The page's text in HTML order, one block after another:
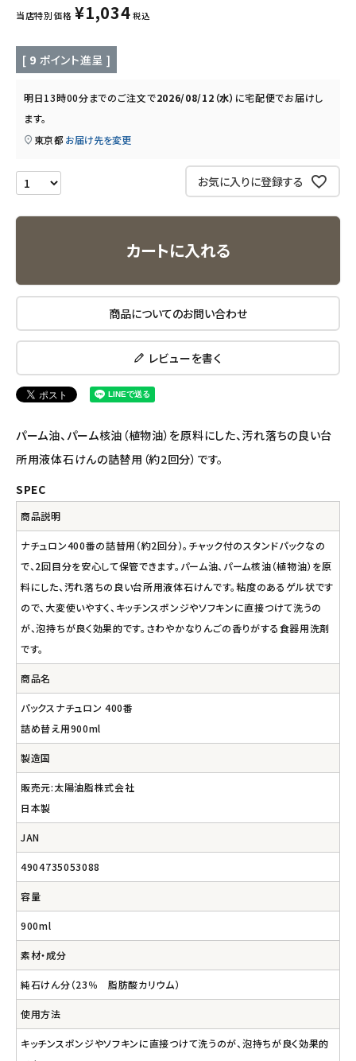
キッチン用品
フード・ドリンク
ブランド
定期購入
オリジナルブランド
アルマウィン
アルモニベルツ
コラム・スタッフのおすすめ
ご利用ガイド等
アカウント情報
ようこそ ゲスト 様
meeting_room ログイン person 会員登録
当店特別価格 ¥1,034 税込
[ 9 ポイント進呈 ]
明日13時00分までのご注文で2026/08/12（水） に宅配便でお届けし
ます。
東京都 お届け先を変更
お気に入りに登録する
カートに入れる
商品についてのお問い合わせ
レビューを書く
パーム油、パーム核油（植物油）を原料にした、汚れ落ちの良い台
所用液体石けんの詰替用（約2回分）です。
SPEC
商品説明
ナチュロン400番の詰替用（約2回分）。チャック付のスタンドパックなの
で、2回目分を安心して保管できます。パーム油、パーム核油（植物油）を原
料にした、汚れ落ちの良い台所用液体石けんです。粘度のあるゲル状です
ので、大変使いやすく、キッチンスポンジやソフキンに直接つけて洗うの
が、泡持ちが良く効果的です。さわやかなりんごの香りがする食器用洗剤
です。
商品名
パックスナチュロン 400番
詰め替え用900ml
製造国
販売元:太陽油脂株式会社
日本製
JAN
4904735053088
容量
900ml
素材・成分
純石けん分（23％ 脂肪酸カリウム）
使用方法
キッチンスポンジやソフキンに直接つけて洗うのが、泡持ちが良く効果的